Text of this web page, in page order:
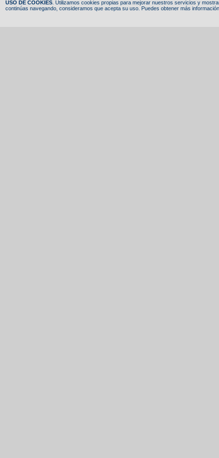
USO DE COOKIES . Utilizamos cookies propias para mejorar nuestros servicios y
continúas navegando, consideramos que acepta su uso. Puedes obtener más